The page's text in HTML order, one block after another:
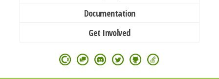
Documentation
Get Involved